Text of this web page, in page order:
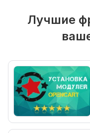
Лучшие